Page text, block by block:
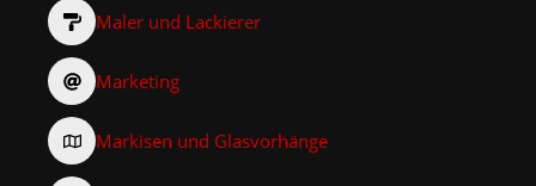
Maler und Lackierer
Marketing
Markisen und Glasvorhänge